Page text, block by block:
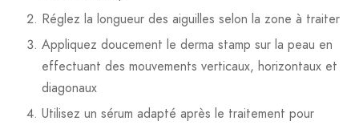
Réglez la longueur des aiguilles selon la zone à traiter
Appliquez doucement le derma stamp sur la peau en
effectuant des mouvements verticaux, horizontaux et
diagonaux
Utilisez un sérum adapté après le traitement pour